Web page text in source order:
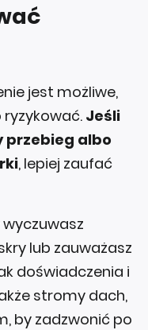
jest możliwe,
ryzykować. Jeśli
przebieg albo
, lepiej zaufać
lub zauważasz
doświadczenia i
stromy dach,
by zadzwonić po